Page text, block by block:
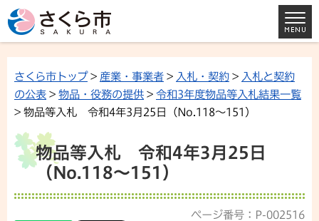
さくら市トップ> 産業・事業者 > 入札・契約 > 入札と契約
の公表 > 物品・役務の提供 > 令和3年度物品等入札結果一覧
> 物品等入札 令和4年3月25日（No.118～151）
物品等入札 令和4年3月25日
（No.118～151）
ページ番号：P-002516